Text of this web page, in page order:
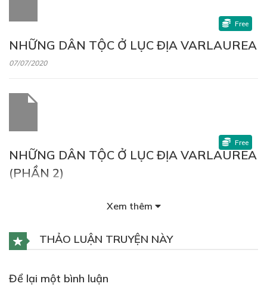
NHỮNG DÂN TỘC Ở LỤC ĐỊA VARLAUREA
07/07/2020
Free
NHỮNG DÂN TỘC Ở LỤC ĐỊA VARLAUREA
(PHẦN 2)
Free
NHỮNG DÂN TỘC Ở LỤC ĐỊA VARLAUREA
Xem thêm
THẢO LUẬN TRUYỆN NÀY
Để lại một bình luận